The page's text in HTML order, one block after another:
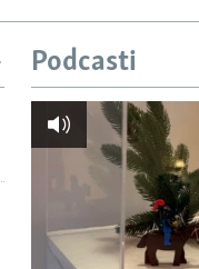
Podcasti